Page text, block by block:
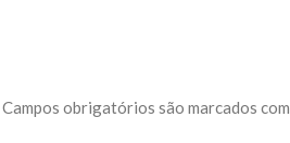
Campos obrigatórios são marcados com